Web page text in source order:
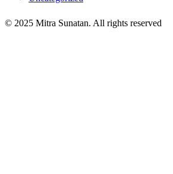
© 2025 Mitra Sunatan. All rights reserved